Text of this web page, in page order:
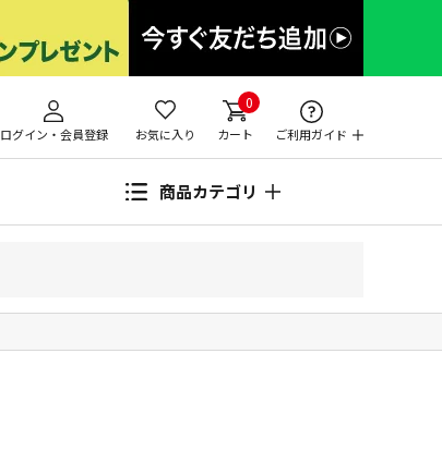
ログイン・会員登録 お気に入り
0
カート ご利用ガイド
商品カテゴリ